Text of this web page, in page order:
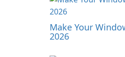
Make Your
2026